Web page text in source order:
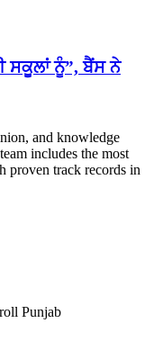
ਸਕੂਲਾਂ ਨੂੰ”, ਬੈਂਸ ਨੇ
and knowledge
includes the most
proven track records in
Punjab